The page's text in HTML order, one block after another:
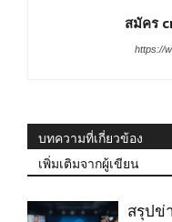
สมัคร
https://
บทความที่เกี่ยวข้อง
เพิ่มเติมจากผู้เขียน
สรุปข่